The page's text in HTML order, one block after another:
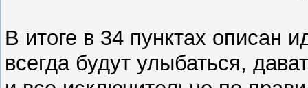
В итоге в 34 пунктах описан
всегда будут улыбаться,